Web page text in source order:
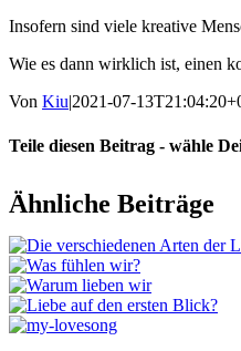
Inso­fern sind vie­le krea­ti­ve
Wie es dann wirk­lich ist, einen
Von Kiu|2021-07-
Teile diesen Beitrag - wähle
Facebook
WhatsApp
Pinterest
E-
Mail
Ähnliche Beiträge